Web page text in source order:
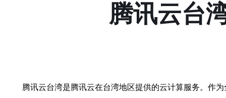
腾讯云台
腾讯云台湾是腾讯云在台湾地区提供的云计算服务。作